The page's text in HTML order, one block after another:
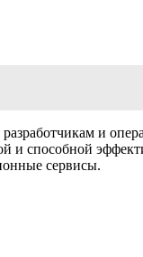
и
и способной
сервисы.